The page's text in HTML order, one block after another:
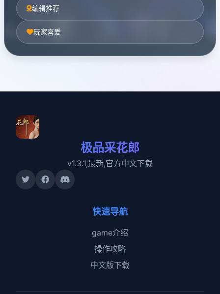
编辑推荐
玩家喜爱
极品采花郎
v1.3.1,最新,官方中文下载
快速导航
game介绍
操作攻略
中文版下载